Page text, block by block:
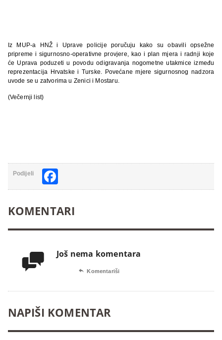
Iz MUP-a HNŽ i Uprave policije poručuju kako su obavili opsežne
pripreme i sigurnosno-operativne provjere, kao i plan mjera i radnji koje
će Uprava poduzeti u povodu odigravanja nogometne utakmice između
reprezentacija Hrvatske i Turske. Povećane mjere sigurnosnog nadzora
uvode se u zatvorima u Zenici i Mostaru.
(Večernji list)
Podijeli
KOMENTARI
 Još nema komentara
 Komentariši
NAPIŠI KOMENTAR